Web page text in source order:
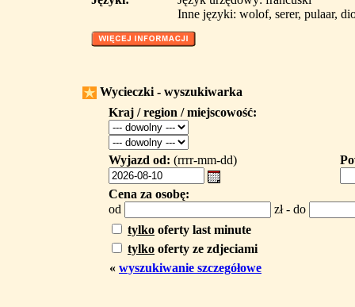
Inne języki: wolof, serer, pulaar,
Wycieczki - wyszukiwarka
Kraj / region / miejscowość:
Wyjazd od: (rrrr-mm-dd)
Cena za osobę:
od
zł - do
tylko oferty last minute
tylko oferty ze zdjeciami
« wyszukiwanie szczegółowe